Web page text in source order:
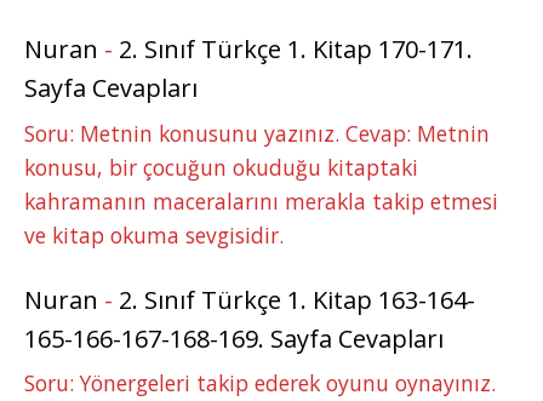
Nuran - 2. Sınıf Türkçe 1. Kitap 170-171.
Sayfa Cevapları
Soru: Metnin konusunu yazınız. Cevap: Metnin
konusu, bir çocuğun okuduğu kitaptaki
kahramanın maceralarını merakla takip etmesi
ve kitap okuma sevgisidir.
Nuran - 2. Sınıf Türkçe 1. Kitap 163-164-
165-166-167-168-169. Sayfa Cevapları
Soru: Yönergeleri takip ederek oyunu oynayınız.